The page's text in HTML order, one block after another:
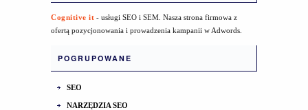
Cognitive it - usługi SEO i SEM. Nasza strona firmowa z
ofertą pozycjonowania i prowadzenia kampanii w Adwords.
POGRUPOWANE
SEO
NARZĘDZIA SEO